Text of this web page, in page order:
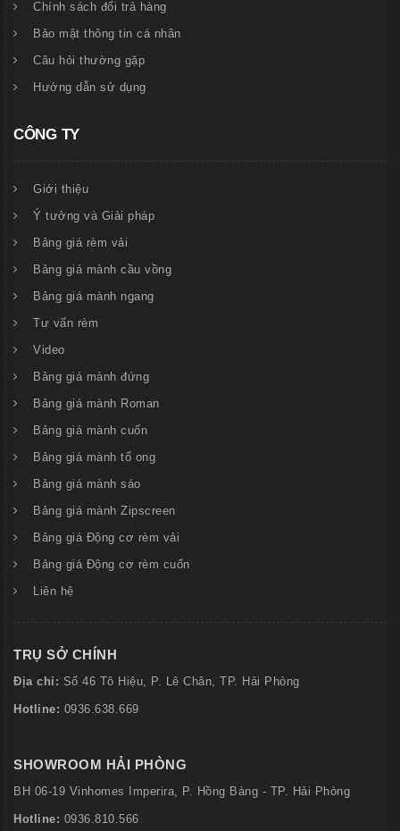
Chính sách đổi trả hàng
Bảo mật thông tin cá nhân
Câu hỏi thường gặp
Hướng dẫn sử dụng
CÔNG TY
Giới thiệu
Ý tưởng và Giải pháp
Bảng giá rèm vải
Bảng giá mành cầu vồng
Bảng giá mành ngang
Tư vấn rèm
Video
Bảng giá mành đứng
Bảng giá mành Roman
Bảng giá mành cuốn
Bảng giá mành tổ ong
Bảng giá mành sáo
Bảng giá mành Zipscreen
Bảng giá Động cơ rèm vải
Bảng giá Động cơ rèm cuốn
Liên hệ
TRỤ SỞ CHÍNH
Địa chỉ: Số 46 Tô Hiệu, P. Lê Chân, TP. Hải Phòng
Hotline: 0936.638.669
SHOWROOM HẢI PHÒNG
BH 06-19 Vinhomes Imperira, P. Hồng Bàng - TP. Hải Phòng
Hotline: 0936.810.566